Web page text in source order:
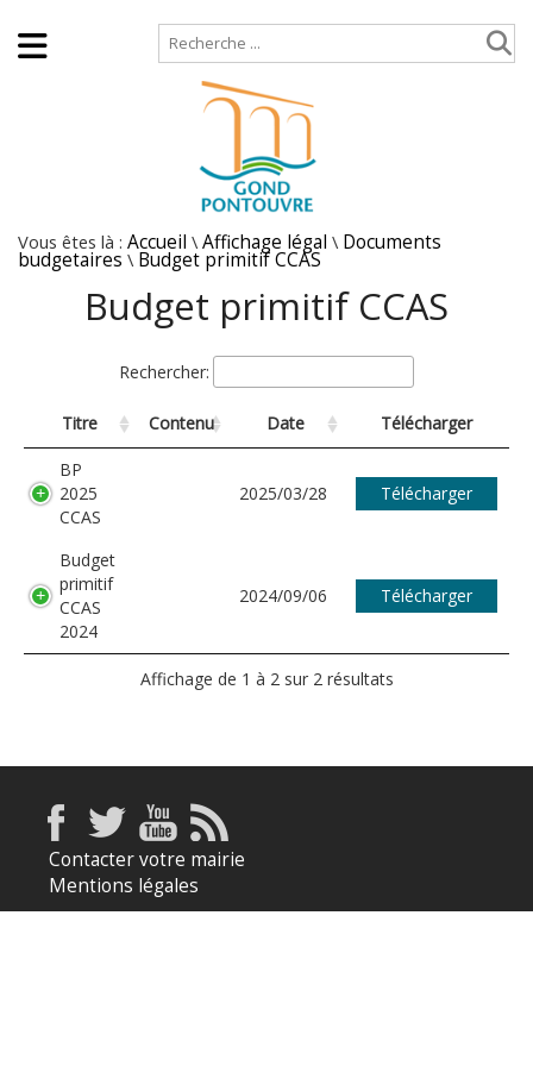
Vous êtes là : Accueil \ Affichage légal \ Documents
budgetaires \ Budget primitif CCAS
Budget primitif CCAS
Rechercher:
Titre Contenu Date Télécharger
BP
2025
CCAS
2025/03/28 Télécharger
Budget
primitif
CCAS
2024
2024/09/06 Télécharger
Affichage de 1 à 2 sur 2 résultats
Contacter votre mairie
Mentions légales